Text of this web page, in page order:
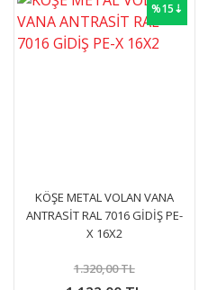
%15⇣
KÖŞE METAL VOLAN VANA
ANTRASİT RAL 7016 GİDİŞ PE-
X 16X2
1.320,00 TL